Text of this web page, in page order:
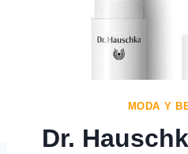
MODA Y
Dr.